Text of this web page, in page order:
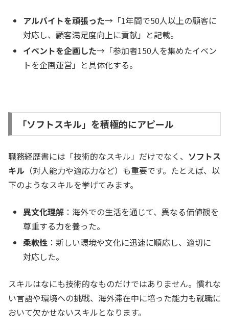
アルバイトを頑張った→「1年間で50人以上の顧客に
対応し、顧客満足度向上に貢献」と記載。
イベントを企画した→「参加者150人を集めたイベン
トを企画運営」と具体化する。
「ソフトスキル」を積極的にアピール
職務経歴書には「技術的なスキル」だけでなく、 ソフトス
キル （対人能力や適応力など）も重要です。たとえば、以
下のようなスキルを挙げてみます。
異文化理解 ：海外での生活を通じて、異なる価値観を
尊重する力を養った。
柔軟性 ：新しい環境や文化に迅速に順応し、適切に
対応した。
スキルはなにも技術的なものだけではありません。慣れな
い言語や環境への挑戦、海外滞在中に培った能力も就職に
おいて欠かせないスキルとなります。